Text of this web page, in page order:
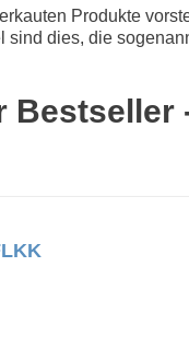
Produkte
dies, die